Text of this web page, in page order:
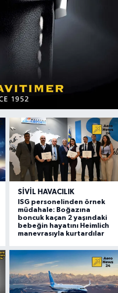
SIVIL HAVACILIK
ISG personelinden örnek
müdahale: Boğazına
boncuk kaçan 2 yaşındaki
bebeğin hayatını Heimlich
manevrasıyla kurtardılar